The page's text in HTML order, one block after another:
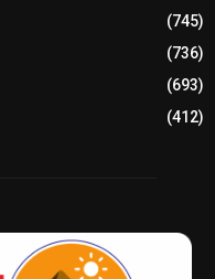
(745)
(736)
(693)
(412)